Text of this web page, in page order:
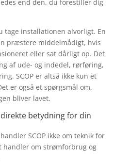
end den, du forestiller dig
tage installationen alvorligt. En
præstere middelmådigt, hvis
eller sat dårligt op. Det
af ude- og indedel, rørføring,
SCOP er altså ikke kun et
er også et spørgsmål om,
bliver lavet.
betydning for din
SCOP ikke om teknik for
handler om strømforbrug og